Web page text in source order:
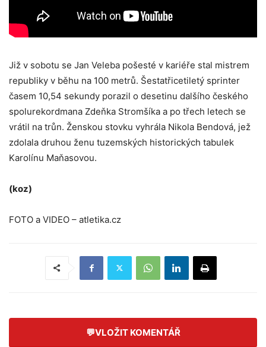
Již v sobotu se Jan Veleba pošesté v kariéře stal mistrem
republiky v běhu na 100 metrů. Šestatřicetiletý sprinter
časem 10,54 sekundy porazil o desetinu dalšího českého
spolurekordmana Zdeňka Stromšíka a po třech letech se
vrátil na trůn. Ženskou stovku vyhrála Nikola Bendová, jež
zdolala druhou ženu tuzemských historických tabulek
Karolínu Maňasovou.
(koz)
FOTO a VIDEO – atletika.cz
💬VLOŽIT KOMENTÁŘ